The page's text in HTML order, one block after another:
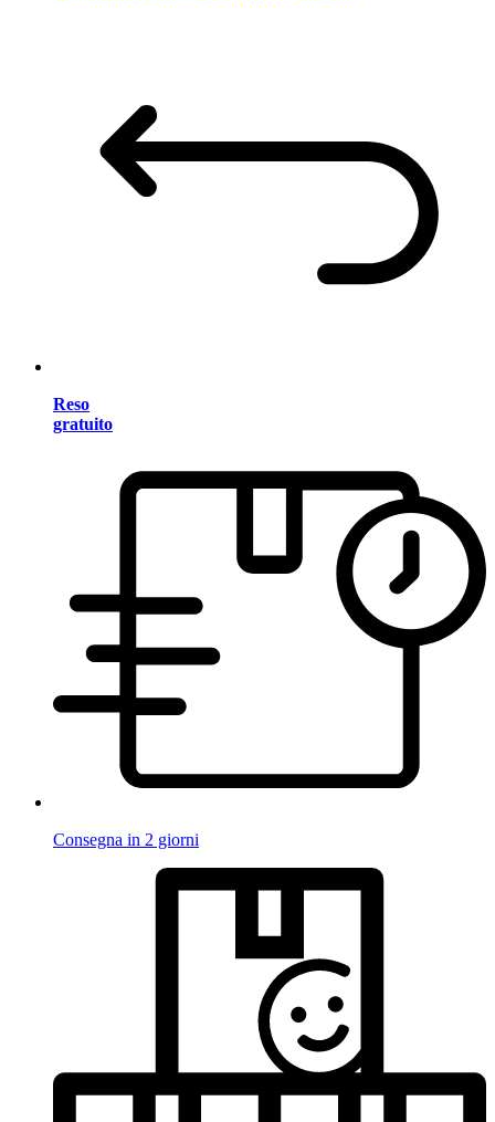
Reso
gratuito
Consegna in 2 giorni